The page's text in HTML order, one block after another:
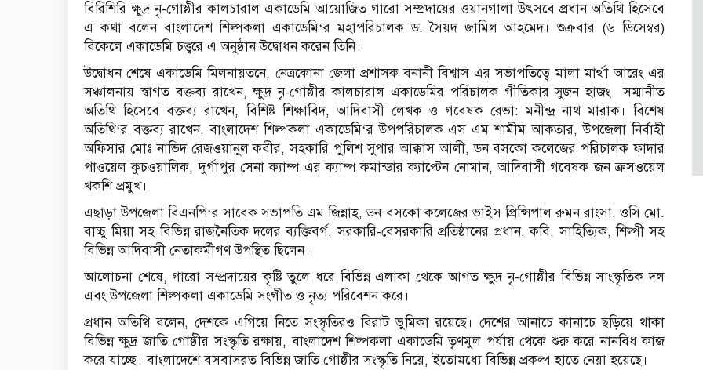
বিরিশিরি ক্ষুদ্র নৃ-গোষ্ঠীর কালচারাল একাডেমি আয়োজিত গারো সম্প্রদায়ের ওয়ানগালা উৎসবে প্রধান অতিথি হিসেবে
এ কথা বলেন বাংলাদেশ শিল্পকলা একাডেমি‘র মহাপরিচালক ড. সৈয়দ জামিল আহমেদ। শুক্রবার (৬ ডিসেম্বর)
বিকেলে একাডেমি চত্ত্বরে এ অনুষ্ঠান উদ্বোধন করেন তিনি।
উদ্বোধন শেষে একাডেমি মিলনায়তনে, নেত্রকোনা জেলা প্রশাসক বনানী বিশ্বাস এর সভাপতিত্বে মালা মার্ত্থা আরেং এর
সঞ্চালনায় স্বাগত বক্তব্য রাখেন, ক্ষুদ্র নৃ-গোষ্ঠীর কালচারাল একাডেমির পরিচালক গীতিকার সুজন হাজং। সম্মানীত
অতিথি হিসেবে বক্তব্য রাখেন, বিশিষ্ট শিক্ষাবিদ, আদিবাসী লেখক ও গবেষক রেভা: মনীন্দ্র নাথ মারাক। বিশেষ
অতিথি‘র বক্তব্য রাখেন, বাংলাদেশ শিল্পকলা একাডেমি‘র উপপরিচালক এস এম শামীম আকতার, উপজেলা নির্বাহী
অফিসার মোঃ নাভিদ রেজওয়ানুল কবীর, সহকারি পুলিশ সুপার আক্কাস আলী, ডন বসকো কলেজের পরিচালক ফাদার
পাওয়েল কুচওয়ালিক, দুর্গাপুর সেনা ক্যাম্প এর ক্যাম্প কমান্ডার ক্যাপ্টেন নোমান, আদিবাসী গবেষক জন ক্রসওয়েল
খকশি প্রমুখ।
এছাড়া উপজেলা বিএনপি‘র সাবেক সভাপতি এম জিন্নাহ্, ডন বসকো কলেজের ভাইস প্রিন্সিপাল রুমন রাংসা, ওসি মো.
বাচ্চু মিয়া সহ বিভিন্ন রাজনৈতিক দলের ব্যক্তিবর্গ, সরকারি-বেসরকারি প্রতিষ্ঠানের প্রধান, কবি, সাহিত্যিক, শিল্পী সহ
বিভিন্ন আদিবাসী নেতাকর্মীগণ উপস্থিত ছিলেন।
আলোচনা শেষে, গারো সম্প্রদায়ের কৃষ্টি তুলে ধরে বিভিন্ন এলাকা থেকে আগত ক্ষুদ্র নৃ-গোষ্ঠীর বিভিন্ন সাংস্কৃতিক দল
এবং উপজেলা শিল্পকলা একাডেমি সংগীত ও নৃত্য পরিবেশন করে।
প্রধান অতিথি বলেন, দেশকে এগিয়ে নিতে সংস্কৃতিরও বিরাট ভুমিকা রয়েছে। দেশের আনাচে কানাচে ছড়িয়ে থাকা
বিভিন্ন ক্ষুদ্র জাতি গোষ্ঠীর সংস্কৃতি রক্ষায়, বাংলাদেশ শিল্পকলা একাডেমি তৃণমুল পর্যায় থেকে শুরু করে নানবিধ কাজ
করে যাচ্ছে। বাংলাদেশে বসবাসরত বিভিন্ন জাতি গোষ্ঠীর সংস্কৃতি নিয়ে, ইতোমধ্যে বিভিন্ন প্রকল্প হাতে নেয়া হয়েছে।